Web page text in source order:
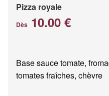
Pizza royale
Dès 10.00 €
Base sauce tomate,
tomates fraîches, chèvre